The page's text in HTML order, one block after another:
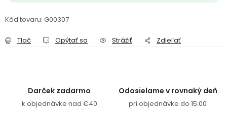
Přihlášení
Kód tovaru: G00307
Tlač Opýtať sa Strážiť Zdieľať
Darček zadarmo
k objednávke nad €40
Odosielame v rovnaký deň
pri objednávke do 15:00